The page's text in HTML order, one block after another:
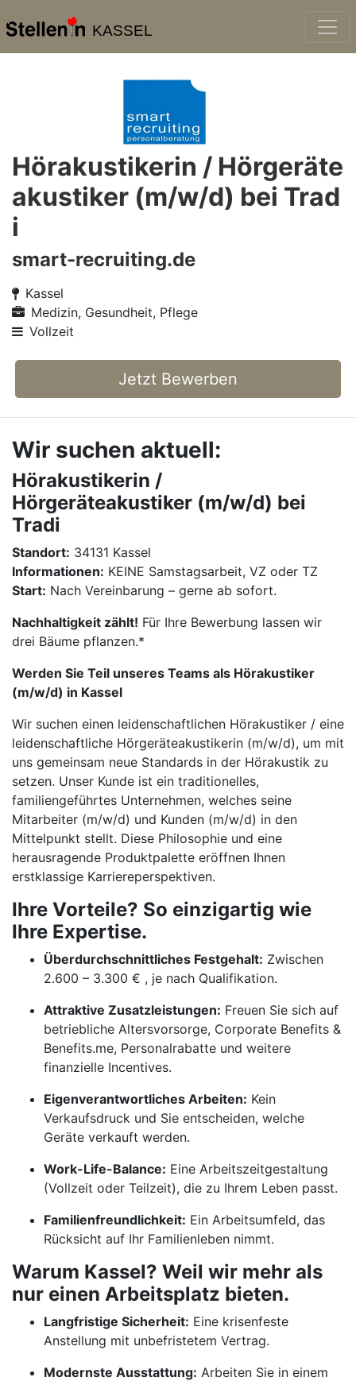
KASSEL
Hörakustikerin / Hörgeräte
akustiker (m/w/d) bei Trad
i
smart-recruiting.de
Kassel
Medizin, Gesundheit, Pflege
Vollzeit
Jetzt Bewerben
Wir suchen aktuell:
Hörakustikerin /
Hörgeräteakustiker (m/w/d) bei
Tradi
Standort: 34131 Kassel
Informationen: KEINE Samstagsarbeit, VZ oder TZ
Start: Nach Vereinbarung – gerne ab sofort.
Nachhaltigkeit zählt! Für Ihre Bewerbung lassen wir
drei Bäume pflanzen.*
Werden Sie Teil unseres Teams als Hörakustiker
(m/w/d) in Kassel
Wir suchen einen leidenschaftlichen Hörakustiker / eine
leidenschaftliche Hörgeräteakustikerin (m/w/d), um mit
uns gemeinsam neue Standards in der Hörakustik zu
setzen. Unser Kunde ist ein traditionelles,
familiengeführtes Unternehmen, welches seine
Mitarbeiter (m/w/d) und Kunden (m/w/d) in den
Mittelpunkt stellt. Diese Philosophie und eine
herausragende Produktpalette eröffnen Ihnen
erstklassige Karriereperspektiven.
Ihre Vorteile? So einzigartig wie
Ihre Expertise.
Überdurchschnittliches Festgehalt: Zwischen
2.600 – 3.300 € , je nach Qualifikation.
Attraktive Zusatzleistungen: Freuen Sie sich auf
betriebliche Altersvorsorge, Corporate Benefits &
Benefits.me, Personalrabatte und weitere
finanzielle Incentives.
Eigenverantwortliches Arbeiten: Kein
Verkaufsdruck und Sie entscheiden, welche
Geräte verkauft werden.
Work-Life-Balance: Eine Arbeitszeitgestaltung
(Vollzeit oder Teilzeit), die zu Ihrem Leben passt.
Familienfreundlichkeit: Ein Arbeitsumfeld, das
Rücksicht auf Ihr Familienleben nimmt.
Warum Kassel? Weil wir mehr als
nur einen Arbeitsplatz bieten.
Langfristige Sicherheit: Eine krisenfeste
Anstellung mit unbefristetem Vertrag.
Modernste Ausstattung: Arbeiten Sie in einem